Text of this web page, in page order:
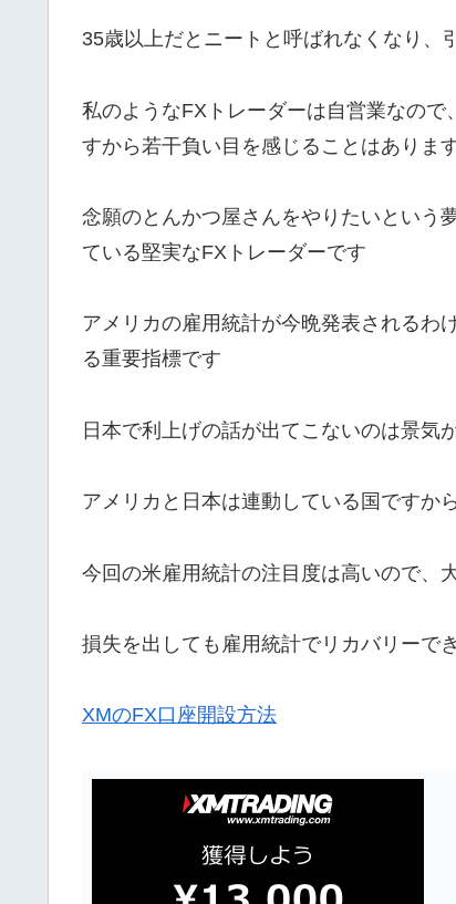
35歳以上だとニートと呼ばれなくなり、
私のようなFXトレーダーは自営業なの
すから若干負い目を感じることはありま
念願のとんかつ屋さんをやりたいという
ている堅実なFXトレーダーです
アメリカの雇用統計が今晩発表されるわ
る重要指標です
日本で利上げの話が出てこないのは景気
アメリカと日本は連動している国ですか
今回の米雇用統計の注目度は高いので、
損失を出しても雇用統計でリカバリーで
XMのFX口座開設方法